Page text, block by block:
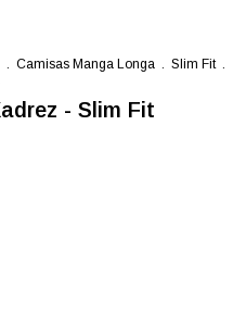
. Camisas Manga Longa . Slim Fit .
- Slim Fit